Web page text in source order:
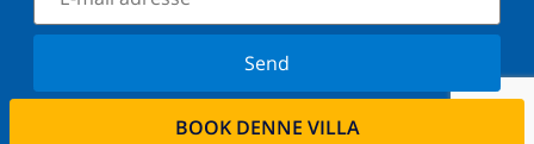
BOOK DENNE VILLA
Send
Tilmeld dig vores nyhedsbrev og bliv orienteret om